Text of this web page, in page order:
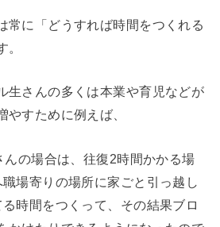
常に「どうすれば時間をつくれる
生さんの多くは本業や育児などが
やすために例えば、
んの場合は、往復2時間かかる場
場寄りの場所に家ごと引っ越し
時間をつくって、その結果ブロ